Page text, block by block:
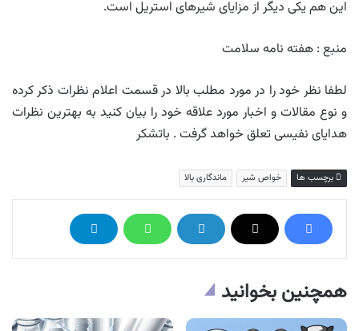
این هم یکی دیگر از مزایای شیرهای استریل است.
منبع : هفته نامه سلامت
لطفا نظر خود را در مورد مطلب بالا در قسمت اعلام نظرات ذکر کرده
و نوع مقالات و اخبار مورد علاقه خود را بیان کنید به بهترین نظرات
هدایای نفیسی تعلق خواهد گرفت . باتشکر
برچسب ها خواص شیر ماندگاری بالا
همچنین بخوانید